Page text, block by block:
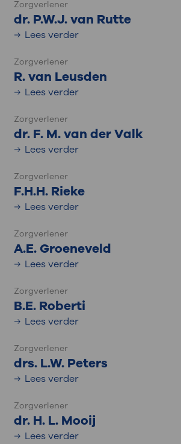
Zorgverlener
dr. P.W.J. van Rutte
Lees verder
Zorgverlener
R. van Leusden
Lees verder
Zorgverlener
dr. F. M. van der Valk
Lees verder
Zorgverlener
F.H.H. Rieke
Lees verder
Zorgverlener
A.E. Groeneveld
Lees verder
Zorgverlener
B.E. Roberti
Lees verder
Zorgverlener
drs. L.W. Peters
Lees verder
Zorgverlener
dr. H. L. Mooij
Lees verder